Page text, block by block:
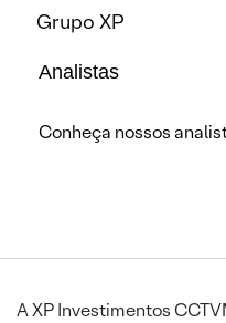
Grupo XP
Analistas
Conheça nossos
A XP Investimentos